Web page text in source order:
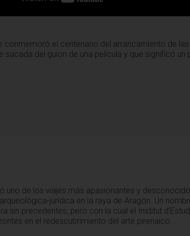
conmemoró el centenario del arrancamiento de
sacada del guion de una película y que significó
uno de los viajes más apasionantes y
jurídica en la raya de Aragón. Un
sin precedentes, pero con la cual el Institut
en el redescubrimiento del arte pirenaico.